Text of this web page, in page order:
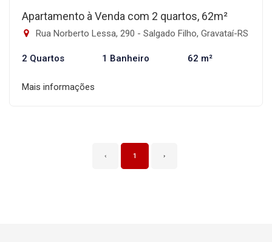
Apartamento à Venda com 2 quartos, 62m²
Rua Norberto Lessa, 290 - Salgado Filho, Gravataí-RS
2 Quartos 1 Banheiro 62 m²
Mais informações
‹ 1 ›